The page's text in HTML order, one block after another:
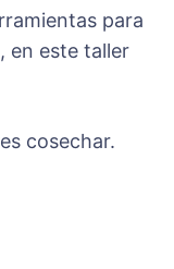
para
en este taller
cosechar.